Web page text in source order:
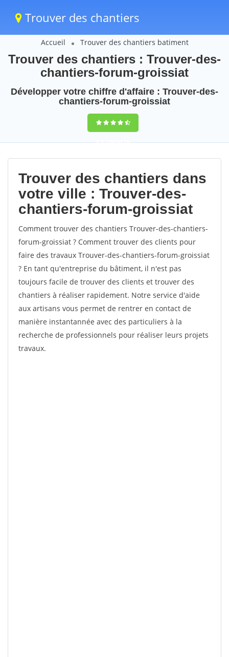
Trouver des chantiers
Accueil Trouver des chantiers batiment
Trouver des chantiers : Trouver-des-
chantiers-forum-groissiat
Développer votre chiffre d'affaire : Trouver-des-
chantiers-forum-groissiat
9,5(100%)76
votes
Trouver des chantiers dans
votre ville : Trouver-des-
chantiers-forum-groissiat
Comment trouver des chantiers Trouver-des-chantiers-
forum-groissiat ? Comment trouver des clients pour
faire des travaux Trouver-des-chantiers-forum-groissiat
? En tant qu'entreprise du bâtiment, il n'est pas
toujours facile de trouver des clients et trouver des
chantiers à réaliser rapidement. Notre service d'aide
aux artisans vous permet de rentrer en contact de
manière instantannée avec des particuliers à la
recherche de professionnels pour réaliser leurs projets
travaux.